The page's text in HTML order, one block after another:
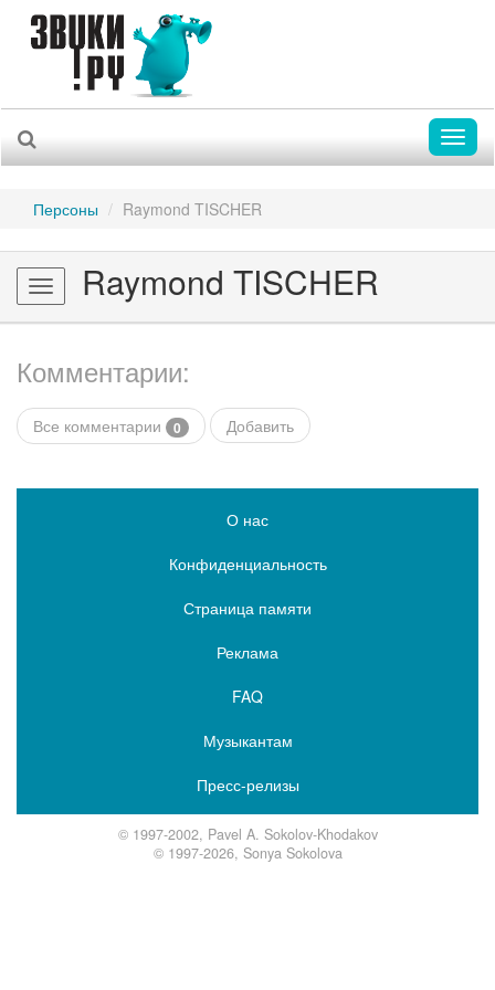
Персоны Raymond TISCHER
Toggle
navigation
Raymond TISCHER
Комментарии:
Все комментарии 0 Добавить
О нас
Конфиденциальность
Страница памяти
Реклама
FAQ
Музыкантам
Пресс-релизы
© 1997-2002, Pavel A. Sokolov-Khodakov
© 1997-2026, Sonya Sokolova